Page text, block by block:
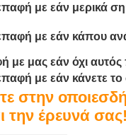
με εάν μερικά
με εάν κάπου
με μας εάν όχι
με εάν κάνετε
στην
την έρευνά σας!